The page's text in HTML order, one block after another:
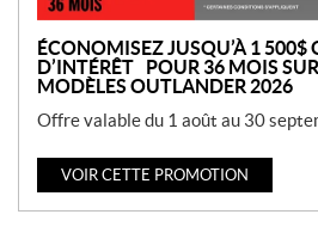
ÉCONOMISEZ JUSQU’À 1 500$
D’INTÉRÊT POUR 36 MOIS
MODÈLES OUTLANDER 2026
Offre valable du 1 août au 30
VOIR CETTE PROMOTION